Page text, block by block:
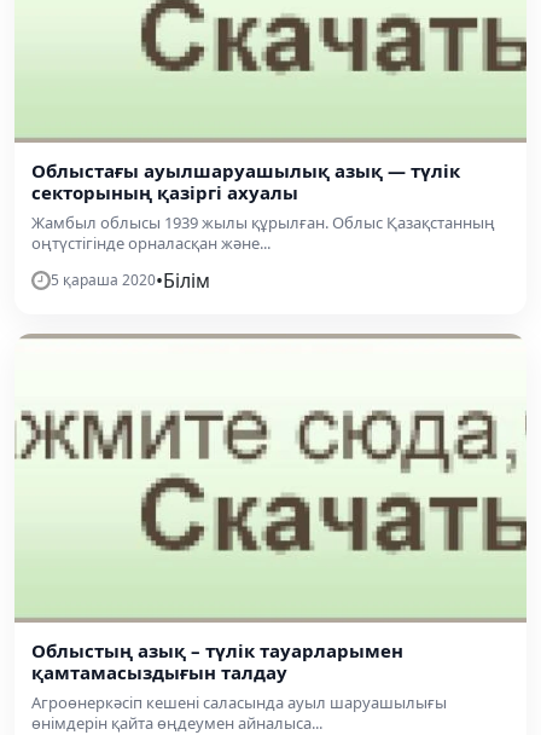
Облыстағы ауылшаруашылық азық — түлік
секторының қазіргі ахуалы
Жамбыл облысы 1939 жылы құрылған. Облыс Қазақстанның
оңтүстігінде орналасқан және...
5 қараша 2020•Білім
Облыстың азық – түлік тауарларымен
қамтамасыздығын талдау
Агроөнеркәсіп кешені саласын­да ауыл шаруашылығы
өнімдерін қайта өңдеумен айналыса...